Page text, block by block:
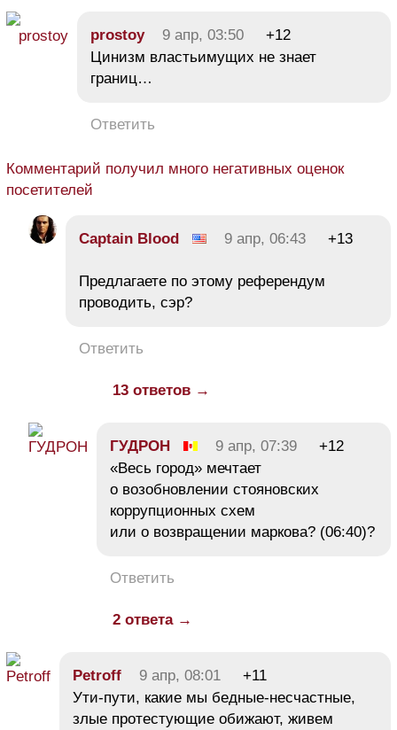
prostoy 9 апр, 03:50
+12
Цинизм властьимущих не знает
границ…
Ответить
Комментарий получил много негативных оценок
посетителей
Captain Blood 9 апр, 06:43 +13
Предлагаете по этому референдум
проводить, сэр?
Ответить
13 ответов →
ГУДРОН 9 апр, 07:39
+12
«Весь город» мечтает
о возобновлении стояновских
коррупционных схем
или о возвращении маркова? (06:40)?
Ответить
2 ответа →
Petroff 9 апр, 08:01
+11
Ути-пути, какие мы бедные-несчастные,
злые протестующие обижают, живем